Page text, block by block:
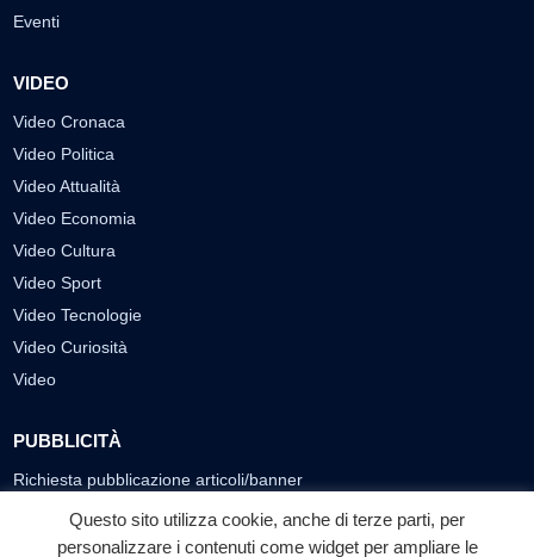
Eventi
VIDEO
Video Cronaca
Video Politica
Video Attualità
Video Economia
Video Cultura
Video Sport
Video Tecnologie
Video Curiosità
Video
PUBBLICITÀ
Richiesta pubblicazione articoli/banner
SEGUICI SUI SOCIAL
Questo sito utilizza cookie, anche di terze parti, per
personalizzare i contenuti come widget per ampliare le